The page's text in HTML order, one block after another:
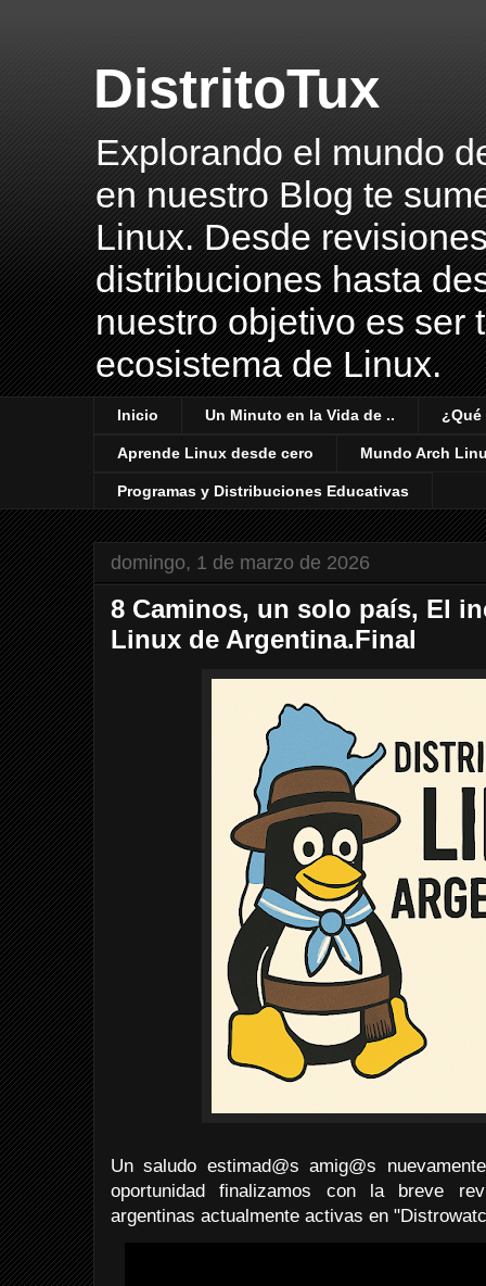
DistritoTux
Explorando el mundo
en nuestro Blog te
Linux. Desde
distribuciones hasta
nuestro objetivo es ser
ecosistema de Linux.
Inicio Un Minuto en la Vida de .. ¿Qué
Aprende Linux desde cero Mundo Arch
Programas y Distribuciones Educativas
domingo, 1 de marzo de 2026
8 Caminos, un solo país, El
Linux de Argentina.Final
Un saludo estimad@s amig@s
oportunidad finalizamos con la breve
argentinas actualmente activas en